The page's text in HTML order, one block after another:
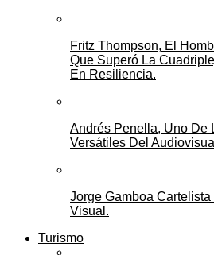
Fritz Thompson, El
Que Superó La
En Resiliencia.
Andrés Penella, Uno De
Versátiles Del
Jorge Gamboa
Visual.
Turismo